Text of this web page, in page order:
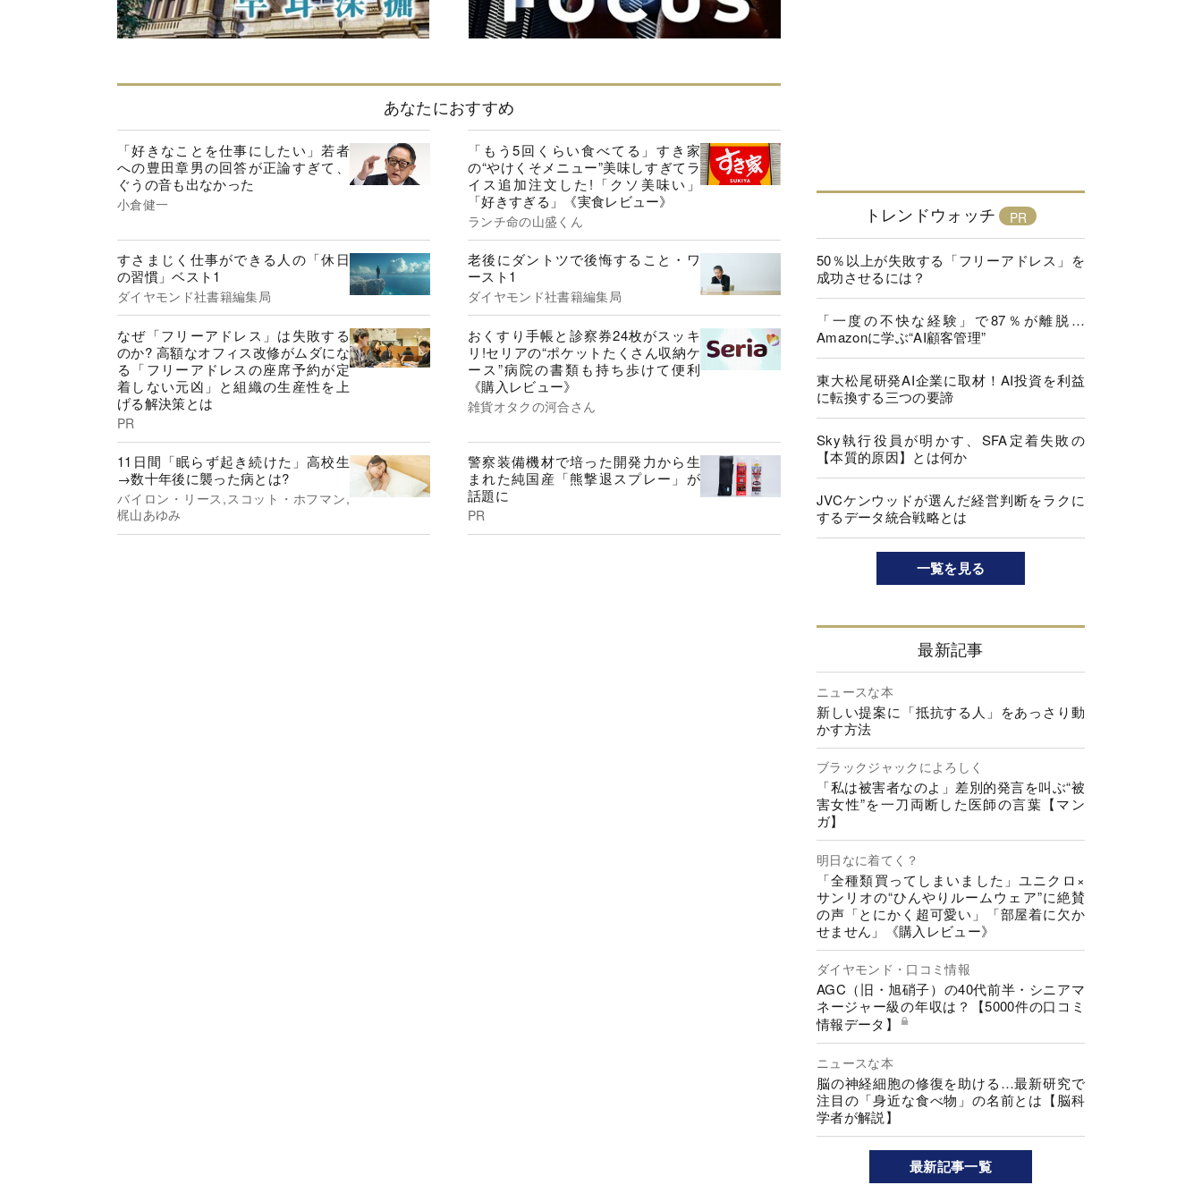
あなたにおすすめ
「好きなことを仕事にしたい」若者
への豊田章男の回答が正論すぎて、
ぐうの音も出なかった
小倉健一
「もう5回くらい食べてる」すき家
の“やけくそメニュー”美味しすぎてラ
イス追加注文した!「クソ美味い」
「好きすぎる」《実食レビュー》
ランチ命の山盛くん
すさまじく仕事ができる人の「休日
の習慣」ベスト1
ダイヤモンド社書籍編集局
老後にダントツで後悔すること・ワ
ースト1
ダイヤモンド社書籍編集局
なぜ「フリーアドレス」は失敗する
のか? 高額なオフィス改修がムダにな
る「フリーアドレスの座席予約が定
着しない元凶」と組織の生産性を上
げる解決策とは
PR
おくすり手帳と診察券24枚がスッキ
リ!セリアの“ポケットたくさん収納ケ
ース”病院の書類も持ち歩けて便利
《購入レビュー》
雑貨オタクの河合さん
11日間「眠らず起き続けた」高校生
→数十年後に襲った病とは?
バイロン・リース,スコット・ホフマン,
梶山あゆみ
警察装備機材で培った開発力から生
まれた純国産「熊撃退スプレー」が
話題に
PR
トレンドウォッチ
50％以上が失敗する「フリーアドレス」を
成功させるには？
「一度の不快な経験」で87％が離脱…
Amazonに学ぶ“AI顧客管理”
東大松尾研発AI企業に取材！AI投資を利益
に転換する三つの要諦
Sky執行役員が明かす、SFA定着失敗の
【本質的原因】とは何か
JVCケンウッドが選んだ経営判断をラクに
するデータ統合戦略とは
一覧を見る
最新記事
ニュースな本
新しい提案に「抵抗する人」をあっさり動
かす方法
ブラックジャックによろしく
「私は被害者なのよ」差別的発言を叫ぶ“被
害女性”を一刀両断した医師の言葉【マン
ガ】
明日なに着てく？
「全種類買ってしまいました」ユニクロ×
サンリオの“ひんやりルームウェア”に絶賛
の声「とにかく超可愛い」「部屋着に欠か
せません」《購入レビュー》
ダイヤモンド・口コミ情報
AGC（旧・旭硝子）の40代前半・シニアマ
ネージャー級の年収は？【5000件の口コミ
情報データ】
ニュースな本
脳の神経細胞の修復を助ける…最新研究で
注目の「身近な食べ物」の名前とは【脳科
学者が解説】
最新記事一覧